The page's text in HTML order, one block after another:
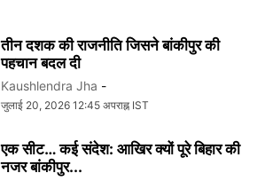
तीन दशक की राजनीति जिसने बांकीपुर की
पहचान बदल दी
Kaushlendra Jha -
जुलाई 20, 2026 12:45 अपराह्न IST
एक सीट… कई संदेश: आखिर क्यों पूरे बिहार की
नजर बांकीपुर...